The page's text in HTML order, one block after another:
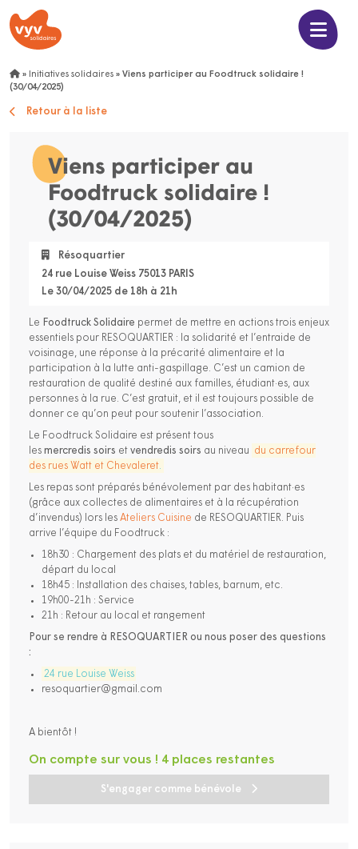
» Initiatives solidaires » Viens participer au Foodtruck solidaire !
(30/04/2025)
Retour à la liste
Viens participer au
Foodtruck solidaire !
(30/04/2025)
Résoquartier
24 rue Louise Weiss 75013 PARIS
Le 30/04/2025 de 18h à 21h
Le Foodtruck Solidaire permet de mettre en actions trois enjeux
essentiels pour RESOQUARTIER : la solidarité et l’entraide de
voisinage, une réponse à la précarité alimentaire et la
participation à la lutte anti-gaspillage. C’est un camion de
restauration de qualité destiné aux familles, étudiant·es, aux
personnes à la rue. C’est gratuit, et il est toujours possible de
donner ce qu’on peut pour soutenir l’association.
Le Foodtruck Solidaire est présent tous
les mercredis soirs et vendredis soirs au niveau
du carrefour
des rues Watt et Chevaleret.
Les repas sont préparés bénévolement par des habitant·es
(grâce aux collectes de alimentaires et à la récupération
d’invendus) lors les Ateliers Cuisine de RESOQUARTIER. Puis
arrive l’équipe du Foodtruck :
18h30 : Chargement des plats et du matériel de restauration,
départ du local
18h45 : Installation des chaises, tables, barnum, etc.
19h00-21h : Service
21h : Retour au local et rangement
Pour se rendre à RESOQUARTIER ou nous poser des questions
:
24 rue Louise Weiss
resoquartier@gmail.com
A bientôt !
S'engager comme bénévole
On compte sur vous ! 4 places restantes